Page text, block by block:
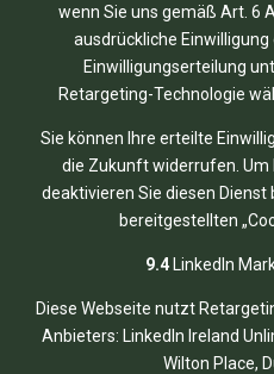
wenn Sie uns gemäß Art. 6
ausdrückliche
Einwilligungserteilung
Retargeting-Technologie
Sie können Ihre erteilte
die Zukunft widerrufen. Um
deaktivieren Sie diesen
bereitgestellten
9.4 LinkedIn
Diese Webseite nutzt
Anbieters: LinkedIn Ireland
Wilton Place,